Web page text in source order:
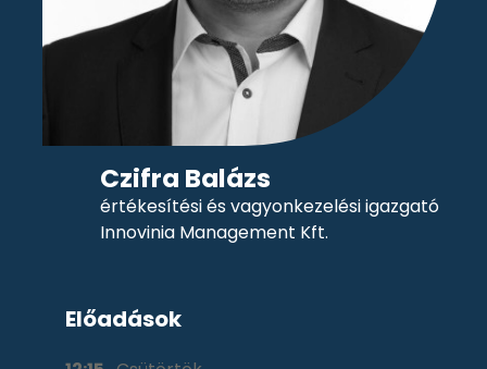
Czifra Balázs
értékesítési és vagyonkezelési igazgató
Innovinia Management Kft.
Előadások